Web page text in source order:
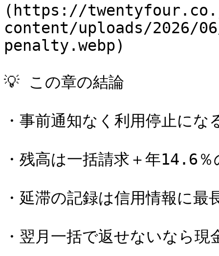
(https://
content/uploads/2026/
penalty.webp)
💡 この章の結論
・事前通知なく利用停止にな
・残高は一括請求＋年14.6
・延滞の記録は信用情報に最
・翌月一括で返せないなら現